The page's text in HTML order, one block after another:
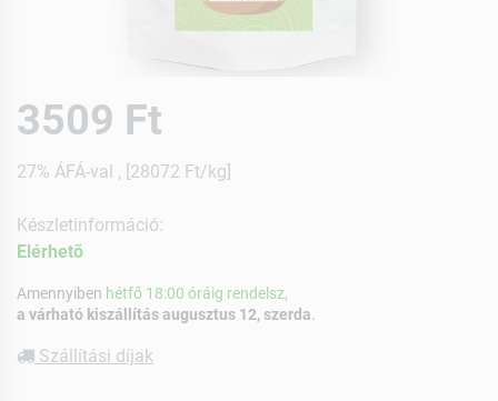
3509 Ft
27% ÁFÁ-val , [28072 Ft/kg]
Készletinformáció:
Elérhetõ
Amennyiben hétfő 18:00 óráig rendelsz,
a várható kiszállítás augusztus 12, szerda
Szállítási díjak